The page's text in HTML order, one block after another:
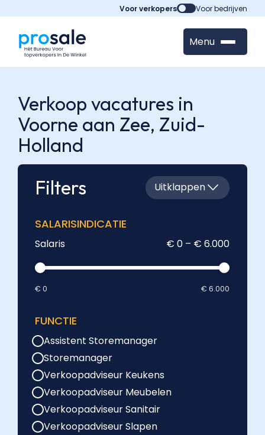
Voor verkopers Voor bedrijven
Menu
Verkoop vacatures in
Voorne aan Zee, Zuid-
Holland
Filters
Uitklappen
SALARISINDICATIE
Salaris € 0 – € 6.000
€ 0 € 6.000
FUNCTIE
Assistent Storemanager
Storemanager
Verkoopadviseur Keukens
Verkoopadviseur Meubelen
Verkoopadviseur Sanitair
Verkoopadviseur Slapen